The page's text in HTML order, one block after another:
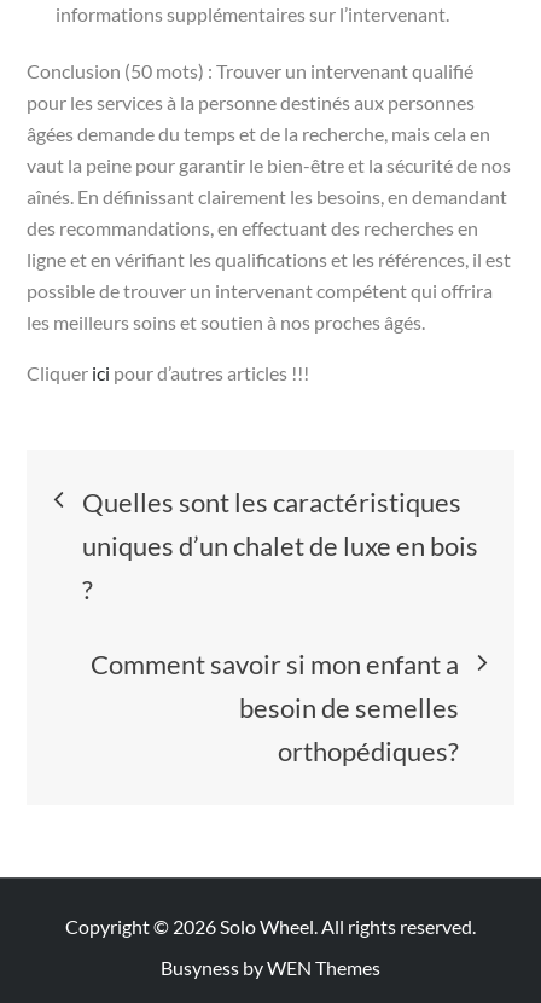
informations supplémentaires sur l’intervenant.
Conclusion (50 mots) : Trouver un intervenant qualifié
pour les services à la personne destinés aux personnes
âgées demande du temps et de la recherche, mais cela en
vaut la peine pour garantir le bien-être et la sécurité de nos
aînés. En définissant clairement les besoins, en demandant
des recommandations, en effectuant des recherches en
ligne et en vérifiant les qualifications et les références, il est
possible de trouver un intervenant compétent qui offrira
les meilleurs soins et soutien à nos proches âgés.
Cliquer ici pour d’autres articles !!!
Navigation
de
l’article
Quelles sont les caractéristiques
uniques d’un chalet de luxe en bois
?
Comment savoir si mon enfant a
besoin de semelles
orthopédiques?
Copyright © 2026Solo Wheel. All rights reserved.
Busyness byWEN Themes